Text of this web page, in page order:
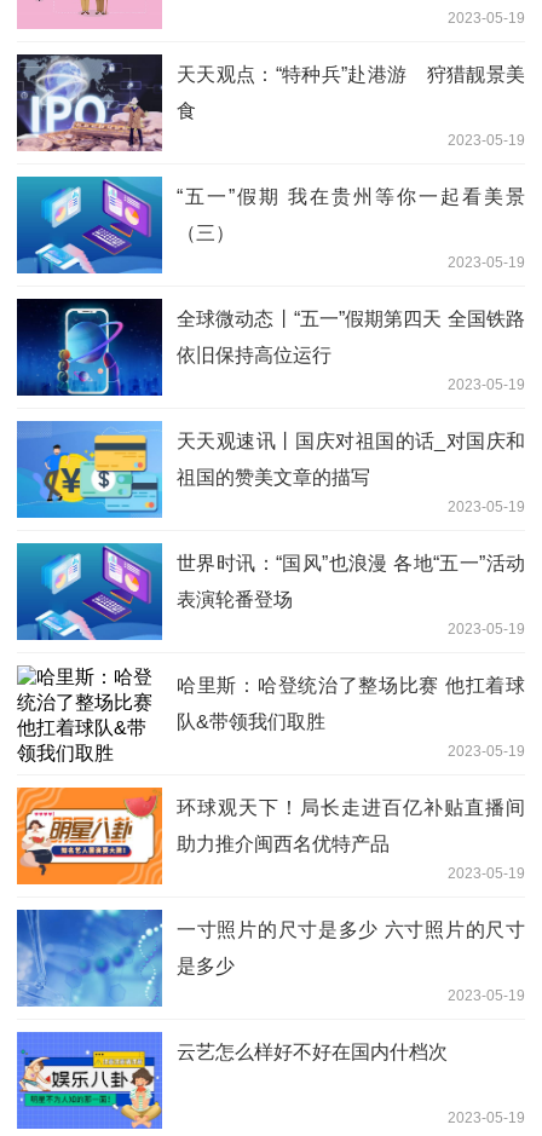
2023-05-19
天天观点：“特种兵”赴港游 狩猎靓景美
食
2023-05-19
“五一”假期 我在贵州等你一起看美景
（三）
2023-05-19
全球微动态丨“五一”假期第四天 全国铁路
依旧保持高位运行
2023-05-19
天天观速讯丨国庆对祖国的话_对国庆和
祖国的赞美文章的描写
2023-05-19
世界时讯：“国风”也浪漫 各地“五一”活动
表演轮番登场
2023-05-19
哈里斯：哈登统治了整场比赛 他扛着球
队&带领我们取胜
2023-05-19
环球观天下！局长走进百亿补贴直播间
助力推介闽西名优特产品
2023-05-19
一寸照片的尺寸是多少 六寸照片的尺寸
是多少
2023-05-19
云艺怎么样好不好在国内什档次
2023-05-19